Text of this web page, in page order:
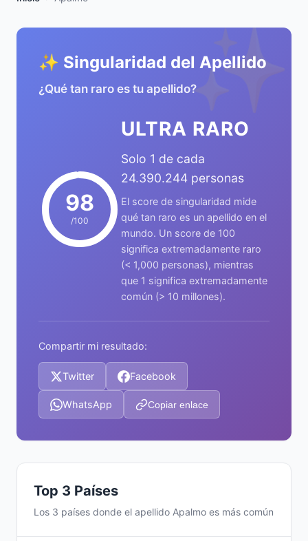
✨
✨ Singularidad del Apellido
¿Qué tan raro es tu apellido?
98
/100
ULTRA RARO
Solo 1 de cada
24.390.244 personas
El score de singularidad mide
qué tan raro es un apellido en el
mundo. Un score de 100
significa extremadamente raro
(< 1,000 personas), mientras
que 1 significa extremadamente
común (> 10 millones).
Compartir mi resultado:
Twitter Facebook
WhatsApp Copiar enlace
Top 3 Países
Los 3 países donde el apellido Apalmo es más común